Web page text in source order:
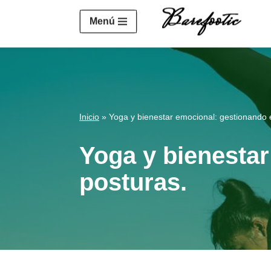
https://salesiq.zohopublic.eu/
Saltar
Menú
Inicio » Yoga y bienestar emocional: gestionando
Yoga y
posturas.